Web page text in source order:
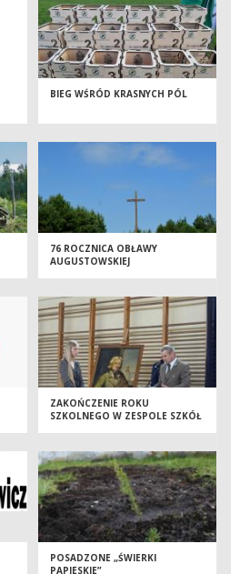
BIEG WŚRÓD KRASNYCH PÓL
76 ROCZNICA OBŁAWY
AUGUSTOWSKIEJ
ZAKOŃCZENIE ROKU
SZKOLNEGO W ZESPOLE SZKÓŁ
POSADZONE „ŚWIERKI
PAPIESKIE”